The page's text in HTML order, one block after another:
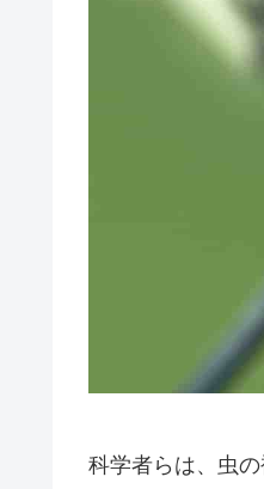
科学者らは、虫